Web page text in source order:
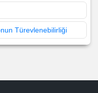
Türevlenebilirliği